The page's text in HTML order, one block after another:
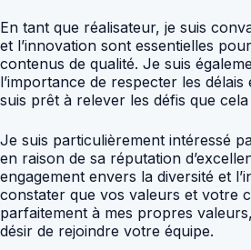
En tant que réalisateur, je suis
et l’innovation sont essentielles
contenus de qualité. Je suis
l’importance de respecter les délais
suis prêt à relever les défis que cela
Je suis particulièrement intéressé
en raison de sa réputation
engagement envers la diversité et
constater que vos valeurs et votre
parfaitement à mes propres
désir de rejoindre votre équipe.